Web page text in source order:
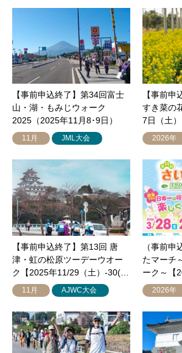
【事前申込終了】第34回富士
山・湖・もみじウォーク
2025（2025年11月8･9日）
11月 JML大会
【事前
すき菜の
7日（土）
2026年
【事前申込終了】第13回 唐
津・虹の松原ツーデーウオー
ク【2025年11/29（土）-30(…
11月 AJWC大会
（事前
たマーチ
ーク～【
2026年